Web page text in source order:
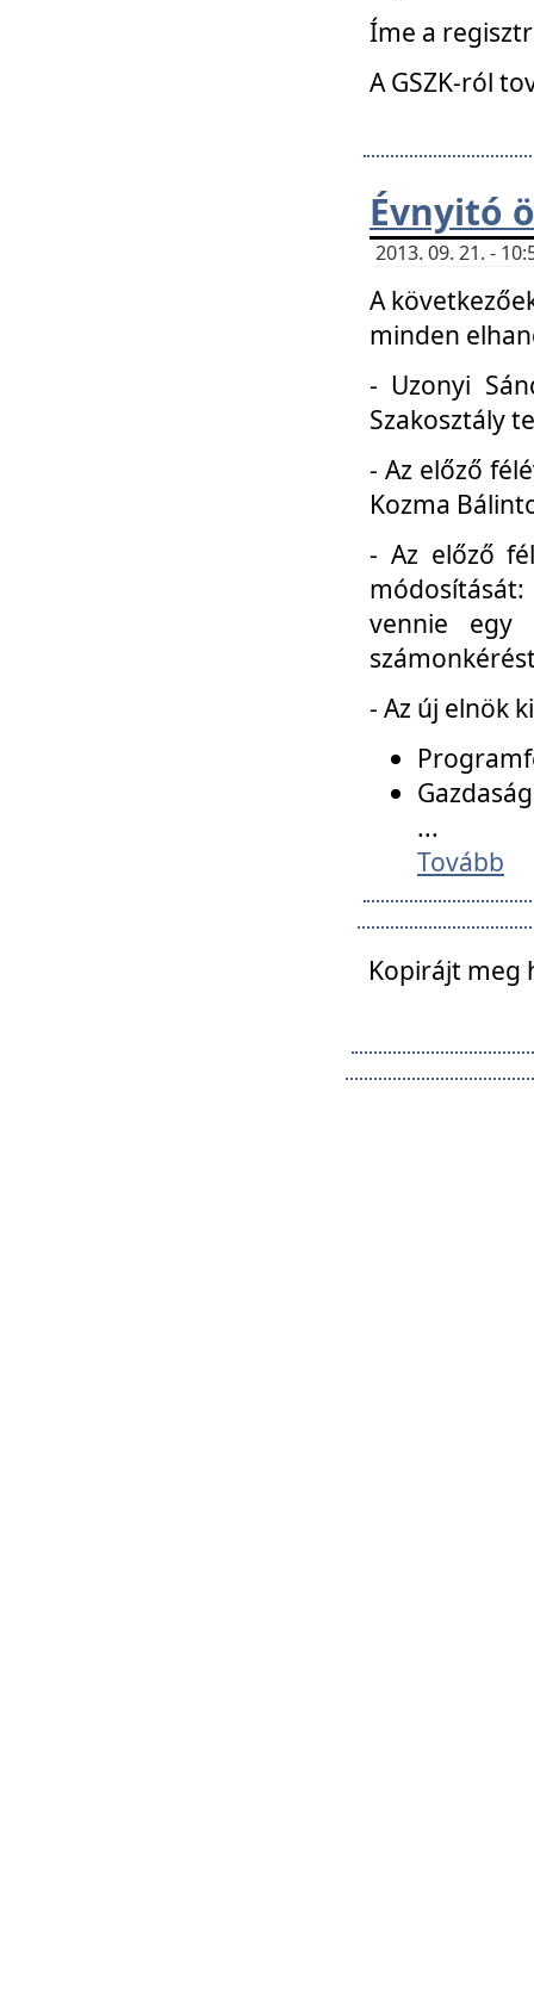
Íme a
A GSZK-ról
Évnyitó
2013. 09. 21. -
A
minden
- Uzonyi
Szakosztály
- Az előző
Kozma
- Az előző
vennie egy
- Az új elnök
...
Tovább
Kopirájt meg